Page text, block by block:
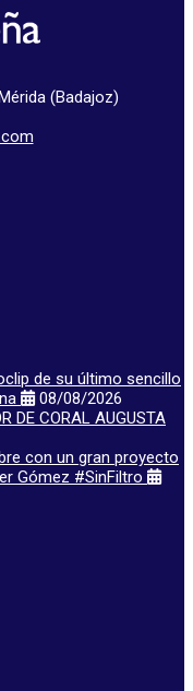
(Badajoz)
de su último sencillo
08/08/2026
con un gran proyecto
Gómez #SinFiltro